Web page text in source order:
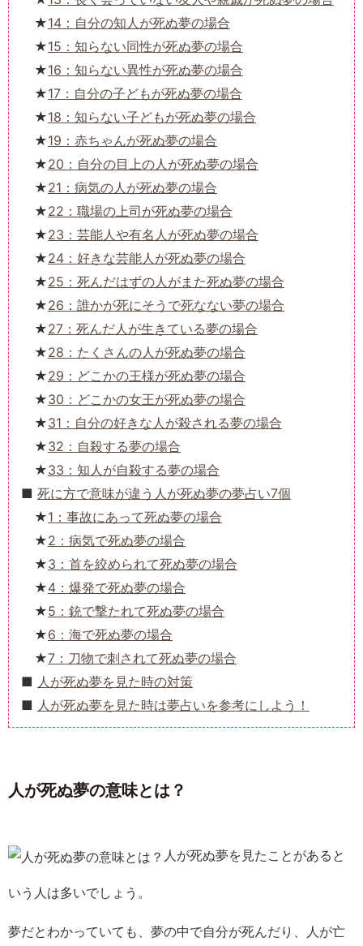
14：自分の知人が死ぬ夢の場合
15：知らない同性が死ぬ夢の場合
16：知らない異性が死ぬ夢の場合
17：自分の子どもが死ぬ夢の場合
18：知らない子どもが死ぬ夢の場合
19：赤ちゃんが死ぬ夢の場合
20：自分の目上の人が死ぬ夢の場合
21：病気の人が死ぬ夢の場合
22：職場の上司が死ぬ夢の場合
23：芸能人や有名人が死ぬ夢の場合
24：好きな芸能人が死ぬ夢の場合
25：死んだはずの人がまた死ぬ夢の場合
26：誰かが死にそうで死なない夢の場合
27：死んだ人が生きている夢の場合
28：たくさんの人が死ぬ夢の場合
29：どこかの王様が死ぬ夢の場合
30：どこかの女王が死ぬ夢の場合
31：自分の好きな人が殺される夢の場合
32：自殺する夢の場合
33：知人が自殺する夢の場合
死に方で意味が違う人が死ぬ夢の夢占い7個
1：事故にあって死ぬ夢の場合
2：病気で死ぬ夢の場合
3：首を絞められて死ぬ夢の場合
4：爆発で死ぬ夢の場合
5：銃で撃たれて死ぬ夢の場合
6：海で死ぬ夢の場合
7：刀物で刺されて死ぬ夢の場合
人が死ぬ夢を見た時の対策
人が死ぬ夢を見た時は夢占いを参考にしよう！
人が死ぬ夢の意味とは？
人が死ぬ夢を見たことがあると
いう人は多いでしょう。
夢だとわかっていても、夢の中で自分が死んだり、人が亡